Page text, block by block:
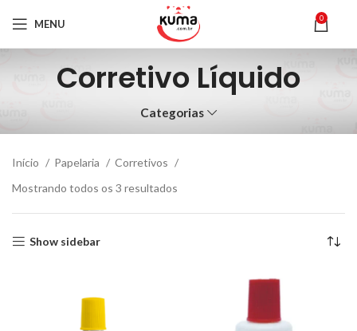
MENU 0
Corretivo Líquido
Categorias
Início Papelaria
Corretivos
Mostrando todos os 3 resultados
Show sidebar